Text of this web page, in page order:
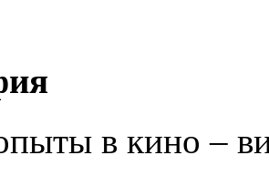
в кино –